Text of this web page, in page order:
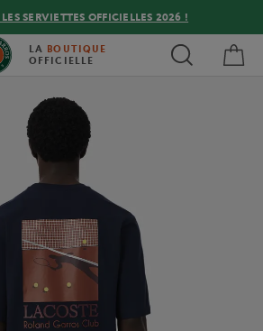
SERVIETTES OFFICIELLES 2026 !
LA BOUTIQUE
OFFICIELLE